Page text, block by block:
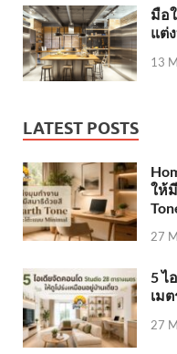
มือ
แต่
13
LATEST POSTS
ให้
27
5 ไ
เม
27